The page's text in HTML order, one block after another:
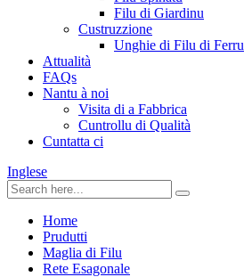
Filu di Giardinu
Custruzzione
Unghie di Filu di Ferru
Attualità
FAQs
Nantu à noi
Visita di a Fabbrica
Cuntrollu di Qualità
Cuntatta ci
Inglese
Home
Prudutti
Maglia di Filu
Rete Esagonale